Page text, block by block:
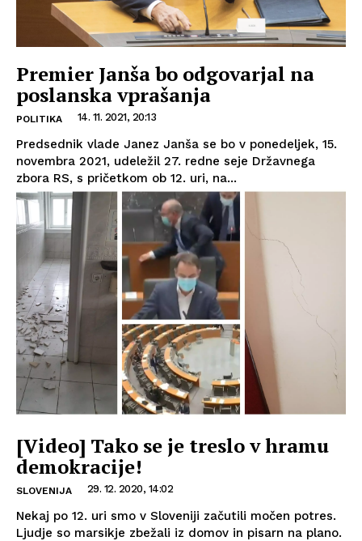
Premier Janša bo odgovarjal na
poslanska vprašanja
POLITIKA 14. 11. 2021, 20:13
Predsednik vlade Janez Janša se bo v ponedeljek, 15.
novembra 2021, udeležil 27. redne seje Državnega
zbora RS, s pričetkom ob 12. uri, na...
[Video] Tako se je treslo v hramu
demokracije!
SLOVENIJA 29. 12. 2020, 14:02
Nekaj po 12. uri smo v Sloveniji začutili močen potres.
Ljudje so marsikje zbežali iz domov in pisarn na plano.